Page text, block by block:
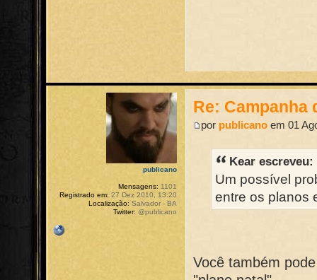
Re: Campanha
por publicano em 01
Kear escreveu:
Um possível
entre os planos
Você também
publicano
Mensagens: 1101
Registrado em: 27 Dez 2010, 13:20
Localização: Salvador - BA
Twitter: @publicano